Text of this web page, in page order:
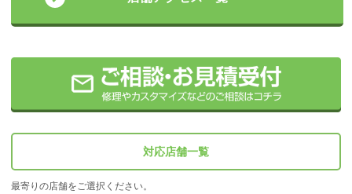
対応店舗一覧
最寄りの店舗をご選択ください。